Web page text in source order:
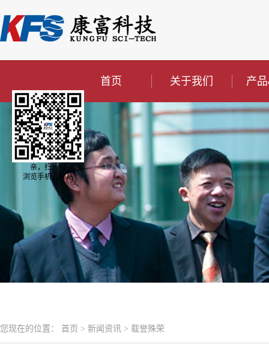
首页 关于我们 产
您现在的位置： 首页 > 新闻资讯 > 载誉殊荣
亲，扫一扫
浏览手机云网站